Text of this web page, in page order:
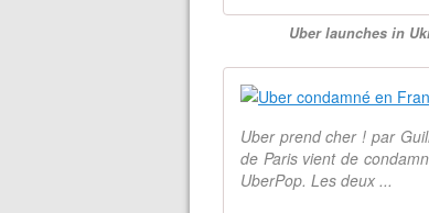
Uber launches in
Uber prend cher ! par
de Paris vient de
UberPop. Les deux ...